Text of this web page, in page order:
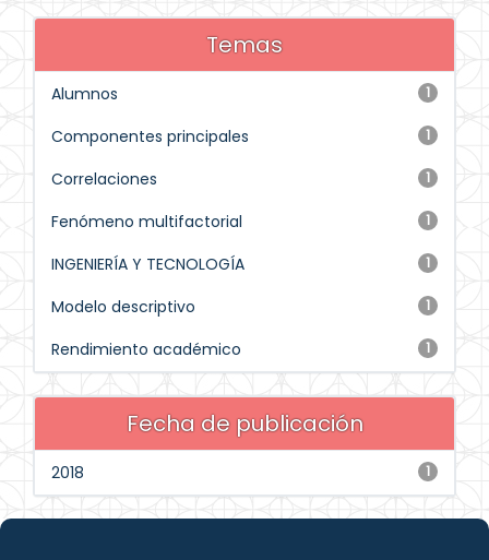
Temas
1
Alumnos
1
Componentes principales
1
Correlaciones
1
Fenómeno multifactorial
1
INGENIERÍA Y TECNOLOGÍA
1
Modelo descriptivo
1
Rendimiento académico
Fecha de publicación
1
2018